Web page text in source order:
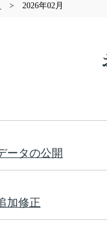
> 2026年02月
ータの公開
加修正